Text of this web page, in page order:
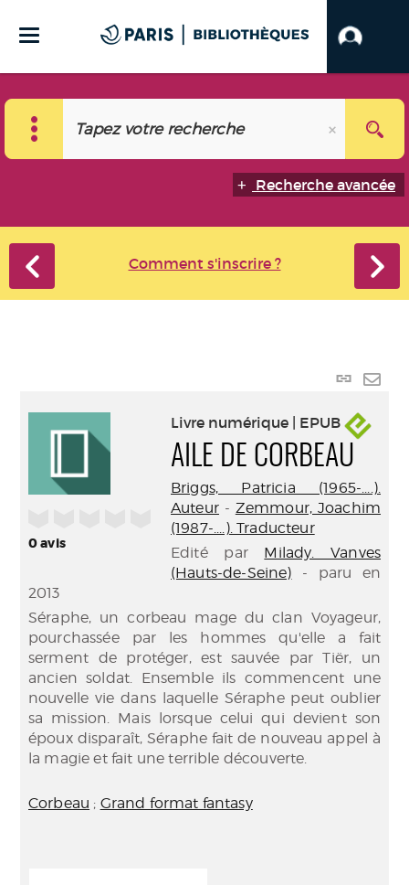
Recherche avancée
Comment s'inscrire ?
Lien
0avis
Livre numérique | EPUB
AILE DE CORBEAU
Briggs, Patricia (1965-....).
Auteur- Zemmour, Joachim
(1987-....). Traducteur
Edité par Milady. Vanves
(Hauts-de-Seine) - paru en
2013
Séraphe, un corbeau mage du clan Voyageur,
pourchassée par les hommes qu'elle a fait
serment de protéger, est sauvée par Tiër, un
ancien soldat. Ensemble ils commencent une
nouvelle vie dans laquelle Séraphe peut oublier
sa mission. Mais lorsque celui qui devient son
époux disparaît, Séraphe fait de nouveau appel à
la magie et fait une terrible découverte.
Corbeau ; Grand format fantasy